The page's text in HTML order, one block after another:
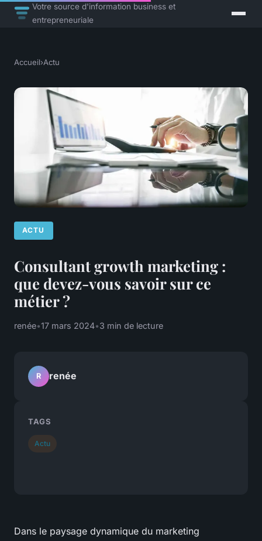
Votre source d'information business et
entrepreneuriale
Accueil›Actu
ACTU
Consultant growth marketing :
que devez-vous savoir sur ce
métier ?
renée•17 mars 2024•3 min de lecture
Dans le paysage dynamique du marketing
R renée
TAGS
Actu